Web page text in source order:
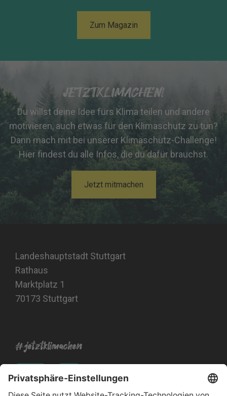
Zum Magazin
JETZTKLIMACHEN!
Du willst deine Idee fürs Klima teilen und andere
motivieren, auch etwas für den Klimaschutz zu tun?
Dann mach mit bei unserer Klimaschutz-Challenge!
Hier findest du alle Infos, die du dafür brauchst.
Jetzt mitmachen
Landeshauptstadt Stuttgart
Rathaus
Marktplatz 1
70173 Stuttgart
#jetztklimachen